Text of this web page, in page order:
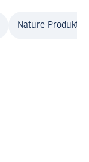
Nature Produkte